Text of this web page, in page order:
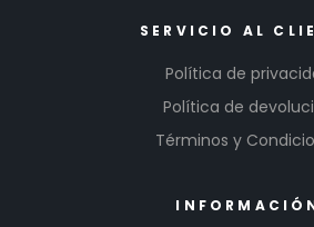
SERVICIO AL
Política de
Política de
Términos y